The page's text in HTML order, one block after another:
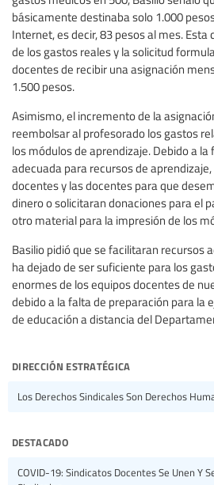
básicamente destinaba solo 1.000
Internet, es decir, 83 pesos al mes.
de los gastos reales y la solicitud
docentes de recibir una asignación
1.500 pesos.
Asimismo, el incremento de la
reembolsar al profesorado los gastos
los módulos de aprendizaje. Debido a
adecuada para recursos de
docentes y las docentes para que
dinero o solicitaran donaciones para el
otro material para la impresión de los
Basilio pidió que se facilitaran recursos
ha dejado de ser suficiente para los
enormes de los equipos docentes de
debido a la falta de preparación para la
de educación a distancia del
dirección estratégica
Los Derechos Sindicales Son Derechos
destacado
COVID-19: Sindicatos Docentes Se Unen Y